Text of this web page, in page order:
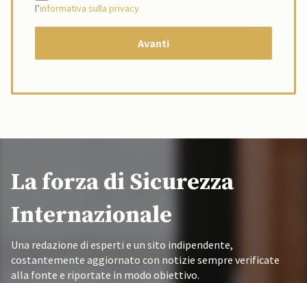
l’informativa sulla privacy
La forza di Sicurezza
Internazionale
Una redazione di esperti e un sito indipendente,
costantemente aggiornato con notizie sempre verificate
alla fonte e riportate in modo obiettivo.